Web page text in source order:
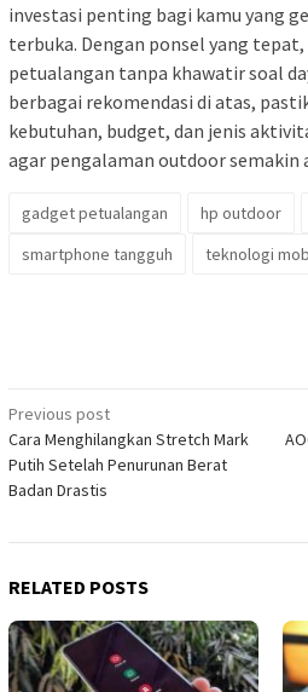
investasi penting bagi kamu yang
terbuka. Dengan ponsel yang
petualangan tanpa khawatir soal
berbagai rekomendasi di atas,
kebutuhan, budget, dan jenis
agar pengalaman outdoor semakin
gadget petualangan hp outdoor
smartphone tangguh
teknologi
Post
navigation
Previous post
Cara Menghilangkan Stretch Mark
Putih Setelah Penurunan Berat
Badan Drastis
RELATED POSTS